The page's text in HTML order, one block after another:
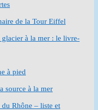
de la Tour Eiffel
à la mer : le livre-
à pied
source à la mer
Rhône – liste et